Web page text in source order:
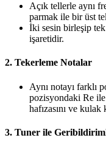
Açık tellerle aynı
parmak ile bir üst
İki sesin birleşip
işaretidir.
2. Tekerleme Notalar
Aynı notayı farklı
pozisyondaki Re
hafızasını ve
3. Tuner ile